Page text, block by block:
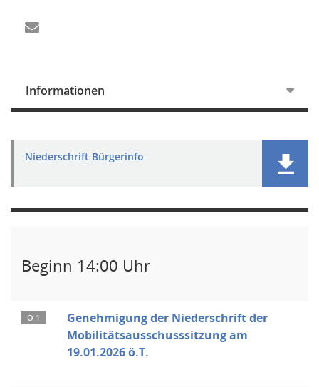
Informationen
Niederschrift Bürgerinfo
Beginn 14:00 Uhr
Ö 1
Genehmigung der Niederschrift der
Mobilitätsausschusssitzung am
19.01.2026 ö.T.